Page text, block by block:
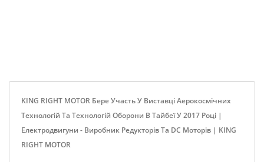
KING RIGHT MOTOR Бере Участь У Виставці Аерокосмічних
Технологій Та Технологій Оборони В Тайбеї У 2017 Році |
Електродвигуни - Виробник Редукторів Та DC Моторів | KING
RIGHT MOTOR